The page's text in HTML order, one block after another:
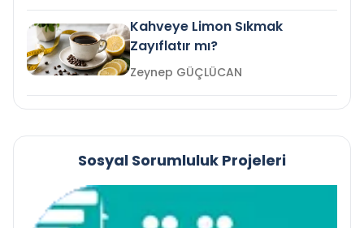
Kahveye Limon Sıkmak
Zayıflatır mı?
Zeynep GÜÇLÜCAN
Sosyal Sorumluluk Projeleri